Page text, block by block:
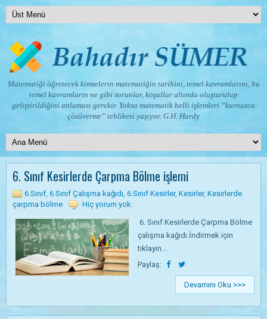
Matematiği öğretecek kimselerin matematiğin tarihini, temel kavramlarını, bu
temel kavramların ne gibi sorunlar, koşullar altında oluşturulup
geliştirildiğini anlaması gerekir. Yoksa matematik belli işlemleri “kurnazca
çözüverme” tehlikesi yaşıyor. G.H. Hardy
6. Sınıf Kesirlerde Çarpma Bölme işlemi
6.Sınıf, 6.Sınıf Çalışma kağıdı, 6.Sınıf Kesirler, Kesirler, Kesirlerde
çarpma bölme
Hiç yorum yok:
6. Sınıf Kesirlerde Çarpma Bölme
çalışma kağıdı.İndirmek için
tıklayın...
Paylaş:
Devamını Oku >>>